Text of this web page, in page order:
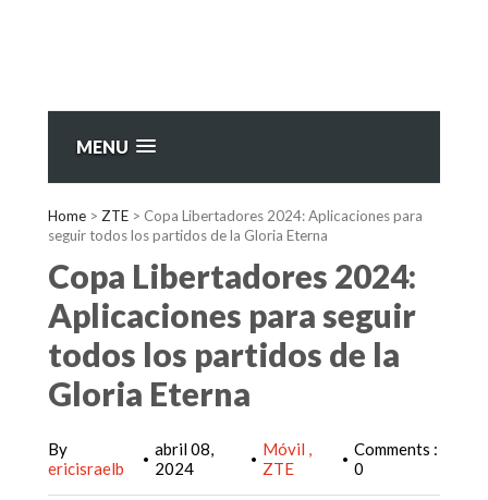
MENU
Home > ZTE > Copa Libertadores 2024: Aplicaciones para
seguir todos los partidos de la Gloria Eterna
Copa Libertadores 2024:
Aplicaciones para seguir
todos los partidos de la
Gloria Eterna
By
ericisraelb
• abril 08,
2024
• Móvil
ZTE
• Comments :
0